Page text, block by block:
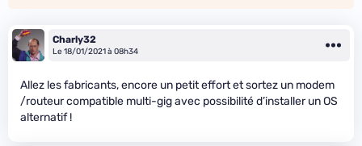
Charly32
Le 18/01/2021 à 08h34
Allez les fabricants, encore un petit effort et sortez un modem
/routeur compatible multi-gig avec possibilité d’installer un OS
alternatif !